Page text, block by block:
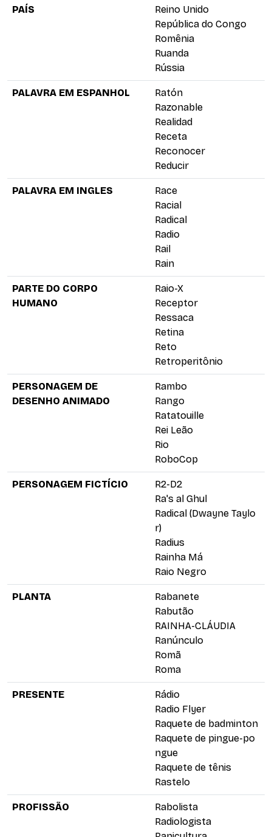
PAÍS
Reino Unido
República do Congo
Romênia
Ruanda
Rússia
PALAVRA EM ESPANHOL
Ratón
Razonable
Realidad
Receta
Reconocer
Reducir
PALAVRA EM INGLES
Race
Racial
Radical
Radio
Rail
Rain
PARTE DO CORPO
HUMANO
Raio-X
Receptor
Ressaca
Retina
Reto
Retroperitônio
PERSONAGEM DE
DESENHO ANIMADO
Rambo
Rango
Ratatouille
Rei Leão
Rio
RoboCop
PERSONAGEM FICTÍCIO
R2-D2
Ra's al Ghul
Radical (Dwayne Taylo
r)
Radius
Rainha Má
Raio Negro
PLANTA
Rabanete
Rabutão
RAINHA-CLÁUDIA
Ranúnculo
Romã
Roma
PRESENTE
Rádio
Radio Flyer
Raquete de badminton
Raquete de pingue-po
ngue
Raquete de tênis
Rastelo
PROFISSÃO
Rabolista
Radiologista